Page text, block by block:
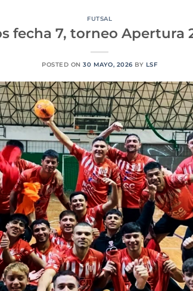
FUTSAL
fecha 7, torneo Apertura
POSTED ON30 MAYO, 2026 BY LSF